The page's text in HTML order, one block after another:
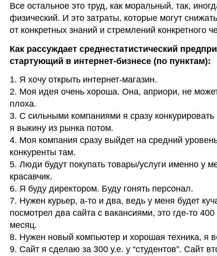
Все остальное это труд, как моральный, так,
физический. И это затраты, которые могут
от конкретных знаний и стремлений конкретного
Как рассуждает среднестатистический
стартующий в интернет-бизнесе (по пунктам):
1. Я хочу открыть интернет-магазин.
2. Моя идея очень хороша. Она, априори, не
плоха.
3. С сильными компаниями я сразу конкурировать
я выкину из рынка потом.
4. Моя компания сразу выйдет на средний
конкуренты там.
5. Люди будут покупать товары/услуги именно у
красавчик.
6. Я буду директором. Буду гонять персонал.
7. Нужен курьер, а-то и два, ведь у меня будет
посмотрел два сайта с вакансиями, это где-то 400
месяц.
8. Нужен новый компьютер и хорошая техника, я
9. Сайт я сделаю за 300 у.е. у “студентов”. Сайт